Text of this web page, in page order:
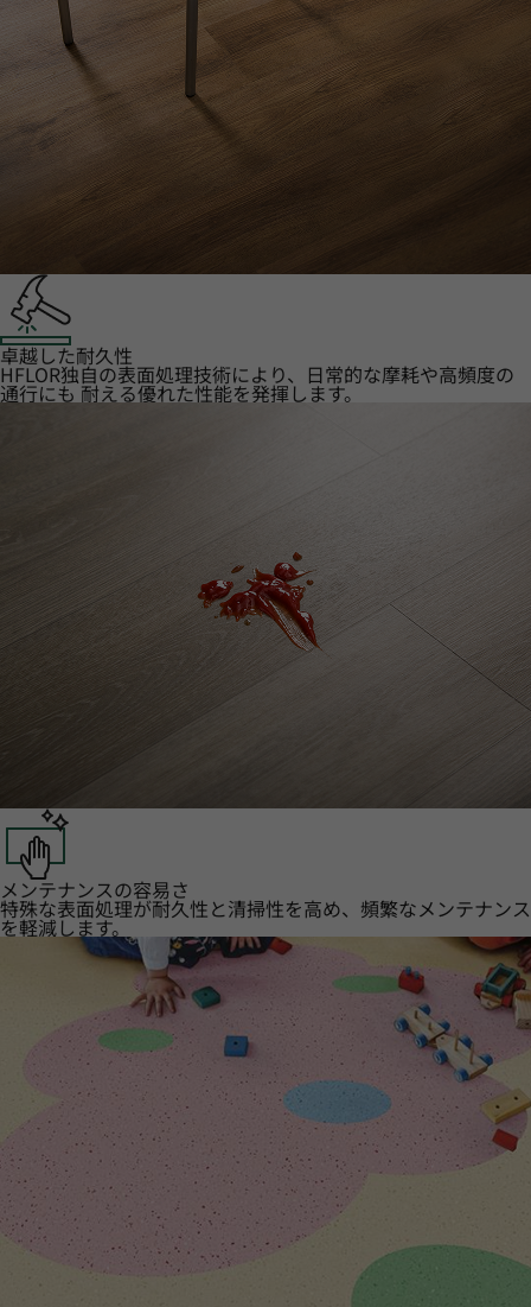
卓越した耐久性
HFLOR独自の表面処理技術により、日常的な摩耗や高頻度の
通行にも 耐える優れた性能を発揮します。
メンテナンスの容易さ
特殊な表面処理が耐久性と清掃性を高め、頻繁なメンテナンス
を軽減します。